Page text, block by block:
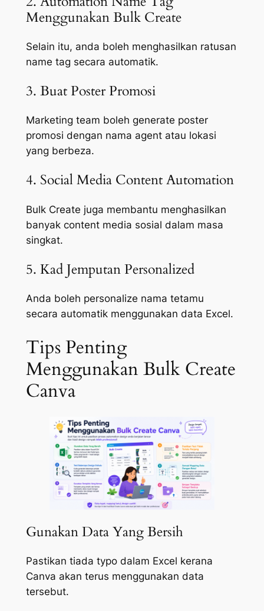
Menggunakan Bulk Create
Selain itu, anda boleh menghasilkan ratusan
name tag secara automatik.
3. Buat Poster Promosi
Marketing team boleh generate poster
promosi dengan nama agent atau lokasi
yang berbeza.
4. Social Media Content Automation
Bulk Create juga membantu menghasilkan
banyak content media sosial dalam masa
singkat.
5. Kad Jemputan Personalized
Anda boleh personalize nama tetamu
secara automatik menggunakan data Excel.
Tips Penting
Menggunakan Bulk Create
Canva
Gunakan Data Yang Bersih
Pastikan tiada typo dalam Excel kerana
Canva akan terus menggunakan data
tersebut.